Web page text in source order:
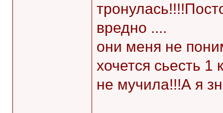
вредно ....
они меня не
хочется сьесть 1
не мучила!!!А я